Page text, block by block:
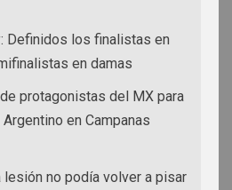
Definidos los finalistas en
en damas
protagonistas del MX para
en Campanas
lesión no podía volver a pisar